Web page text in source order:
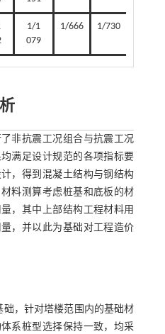
1/1
079
1/666 1/730
非抗震工况组合与抗震工况
满足设计规范的各项指标要
，得到混凝土结构与钢结构
料测算考虑桩基和底板的材
，其中上部结构工程材料用
，并以此为基础对工程造价
，针对塔楼范围内的基础材
系桩型选择保持一致，均采